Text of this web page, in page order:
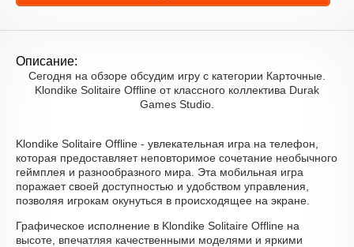
Описание:
Сегодня на обзоре обсудим игру с категории Карточные.
Klondike Solitaire Offline от классного коллектива Durak
Games Studio.
Klondike Solitaire Offline - увлекательная игра на телефон,
которая предоставляет неповторимое сочетание необычного
геймплея и разнообразного мира. Эта мобильная игра
поражает своей доступностью и удобством управления,
позволяя игрокам окунуться в происходящее на экране.
Графическое исполнение в Klondike Solitaire Offline на
высоте, впечатляя качественными моделями и яркими